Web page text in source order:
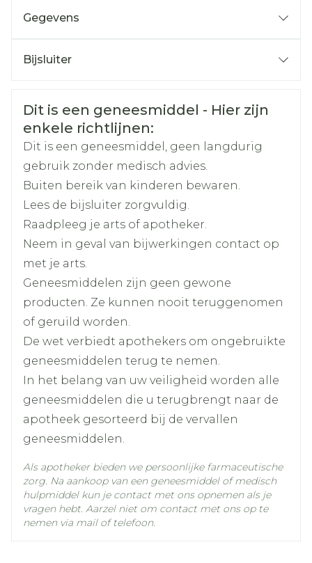
Titaniumdioxide (E171)
Rood ijzeroxide (E172)
Zwart ijzeroxide (E172)
Aanbevolen dosis: 1 tablet /dag
Maximale dosering: 320 mg/25 mg
Met water innemen, met of zonder voedsel
Gegevens
Merken Eurogenerics (EG)
Breedte
121 mm
Diepte 49 mm
Hoeveelheid
Verpakking
98
Actieve
Ingrediënten
hydrochloorthiazide,
valsartan
Behoud
Kamertemperatuur (15°C -
Bijsluiter
Veiligheidsinformatie
Dit is een geneesmiddel - Hier zijn
enkele richtlijnen:
Dit is een geneesmiddel, geen langdurig
gebruik zonder medisch advies.
Buiten bereik van kinderen bewaren.
Lees de bijsluiter zorgvuldig.
Raadpleeg je arts of apotheker.
Neem in geval van bijwerkingen contact op
met je arts.
Geneesmiddelen zijn geen gewone
producten. Ze kunnen nooit teruggenomen
of geruild worden.
De wet verbiedt apothekers om ongebruikte
geneesmiddelen terug te nemen.
In het belang van uw veiligheid worden alle
geneesmiddelen die u terugbrengt naar de
apotheek gesorteerd bij de vervallen
geneesmiddelen.
Als apotheker bieden we persoonlijke farmaceutische
zorg. Na aankoop van een geneesmiddel of medisch
hulpmiddel kun je contact met ons opnemen als je
vragen hebt. Aarzel niet om contact met ons op te
nemen via mail of telefoon.